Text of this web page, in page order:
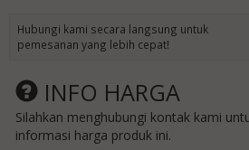
Hubungi kami secara langsung untuk
pemesanan yang lebih cepat!
INFO HARGA
Silahkan menghubungi kontak kami
informasi harga produk ini.